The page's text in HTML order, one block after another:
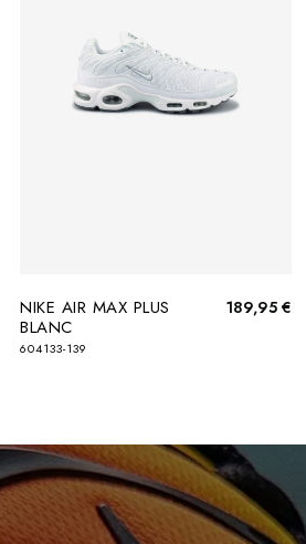
NIKE AIR MAX PLUS
BLANC
604133-139
189,95 €